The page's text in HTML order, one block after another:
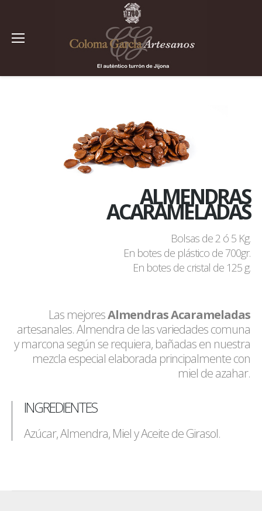
ALMENDRAS
ACARAMELADAS
Bolsas de 2 ó 5 Kg.
En botes de plástico de 700gr.
En botes de cristal de 125 g.
Las mejoresAlmendras Acarameladas
artesanales. Almendra de las variedades comuna
y marcona según se requiera, bañadas en nuestra
mezcla especial elaborada principalmente con
miel de azahar.
INGREDIENTES
Azúcar, Almendra, Miel y Aceite de Girasol.